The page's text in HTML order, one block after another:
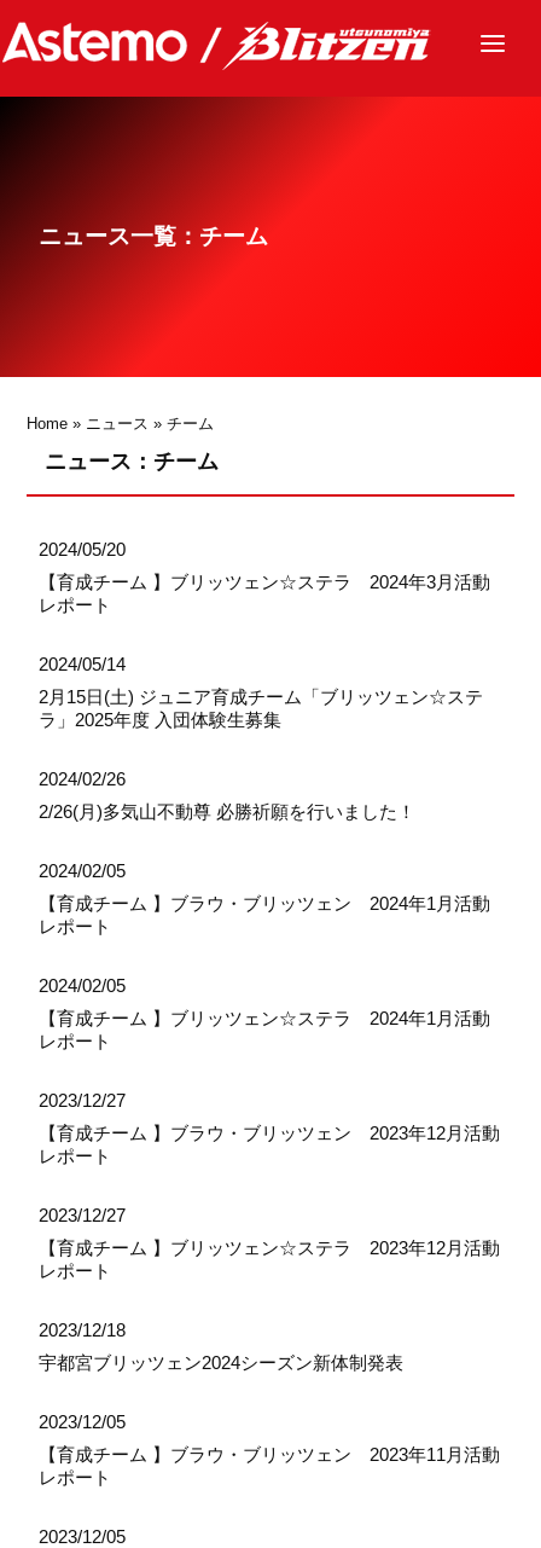
ニュース
グッズ
ニュース一覧：チーム
Home » ニュース »チーム
ニュース：チーム
2024/05/20
【育成チーム 】ブリッツェン☆ステラ 2024年3月活動
レポート
2024/05/14
2月15日(土) ジュニア育成チーム「ブリッツェン☆ステ
ラ」2025年度 入団体験生募集
2024/02/26
2/26(月)多気山不動尊 必勝祈願を行いました！
2024/02/05
【育成チーム 】ブラウ・ブリッツェン 2024年1月活動
レポート
2024/02/05
【育成チーム 】ブリッツェン☆ステラ 2024年1月活動
レポート
2023/12/27
【育成チーム 】ブラウ・ブリッツェン 2023年12月活動
レポート
2023/12/27
【育成チーム 】ブリッツェン☆ステラ 2023年12月活動
レポート
2023/12/18
宇都宮ブリッツェン2024シーズン新体制発表
2023/12/05
【育成チーム 】ブラウ・ブリッツェン 2023年11月活動
レポート
2023/12/05